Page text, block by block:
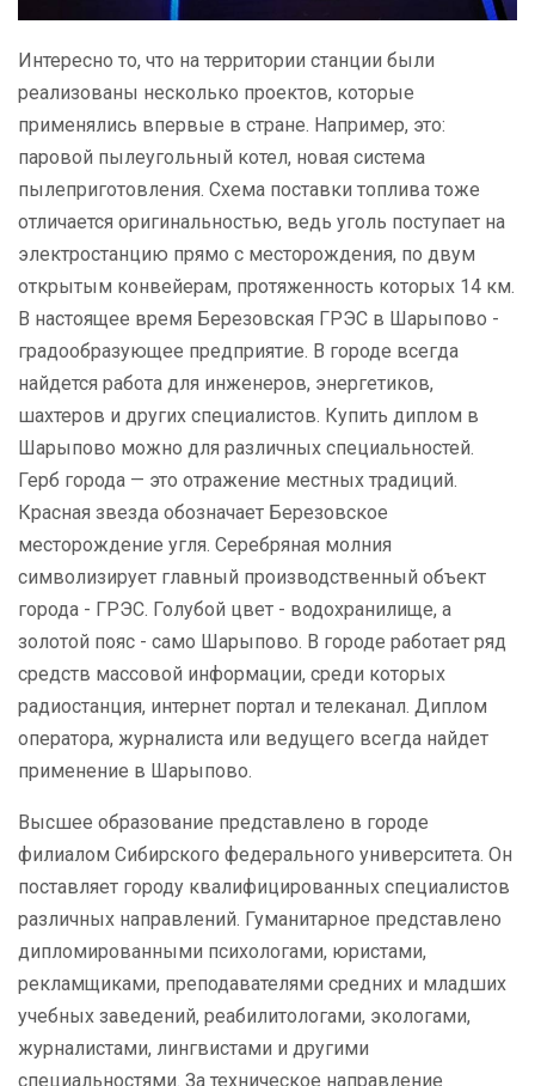
Интересно то, что на территории станции были
реализованы несколько проектов, которые
применялись впервые в стране. Например, это:
паровой пылеугольный котел, новая система
пылеприготовления. Схема поставки топлива тоже
отличается оригинальностью, ведь уголь поступает на
электростанцию прямо с месторождения, по двум
открытым конвейерам, протяженность которых 14 км.
В настоящее время Березовская ГРЭС в Шарыпово -
градообразующее предприятие. В городе всегда
найдется работа для инженеров, энергетиков,
шахтеров и других специалистов. Купить диплом в
Шарыпово можно для различных специальностей.
Герб города — это отражение местных традиций.
Красная звезда обозначает Березовское
месторождение угля. Серебряная молния
символизирует главный производственный объект
города - ГРЭС. Голубой цвет - водохранилище, а
золотой пояс - само Шарыпово. В городе работает ряд
средств массовой информации, среди которых
радиостанция, интернет портал и телеканал. Диплом
оператора, журналиста или ведущего всегда найдет
применение в Шарыпово.
Высшее образование представлено в городе
филиалом Сибирского федерального университета. Он
поставляет городу квалифицированных специалистов
различных направлений. Гуманитарное представлено
дипломированными психологами, юристами,
рекламщиками, преподавателями средних и младших
учебных заведений, реабилитологами, экологами,
журналистами, лингвистами и другими
специальностями. За техническое направление